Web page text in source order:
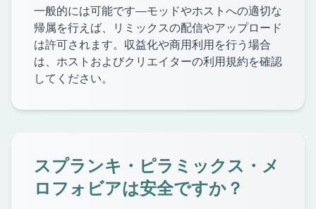
一般的には可能です—モッドやホストへの適切な
帰属を行えば、リミックスの配信やアップロード
は許可されます。収益化や商用利用を行う場合
は、ホストおよびクリエイターの利用規約を確認
してください。
スプランキ・ピラミックス・メ
ロフォビアは安全ですか？